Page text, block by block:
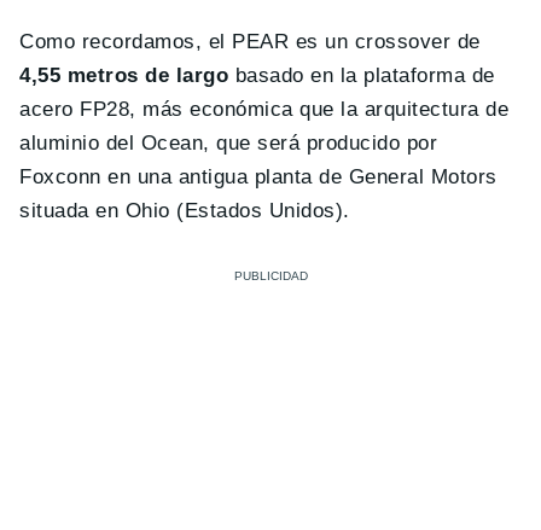
Como recordamos, el PEAR es un crossover de
4,55 metros de largo basado en la plataforma de
acero FP28, más económica que la arquitectura de
aluminio del Ocean, que será producido por
Foxconn en una antigua planta de General Motors
situada en Ohio (Estados Unidos).